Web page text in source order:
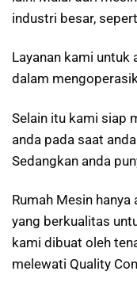
industri besar,
Layanan kami untuk
dalam
Selain itu kami siap
anda pada saat
Sedangkan anda
Rumah Mesin
yang berkualitas
kami dibuat oleh
melewati Quality